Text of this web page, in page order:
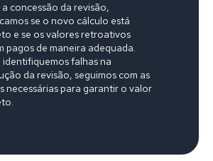
concessão da revisão,
se o novo cálculo está
e se os valores retroativos
pagos de maneira adequada.
identifiquemos falhas na
da revisão, seguimos com as
necessárias para garantir o valor